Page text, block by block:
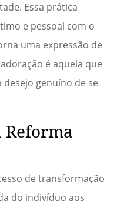
Essa prática
e pessoal com o
uma expressão de
é aquela que
genuíno de se
de transformação
do indivíduo aos